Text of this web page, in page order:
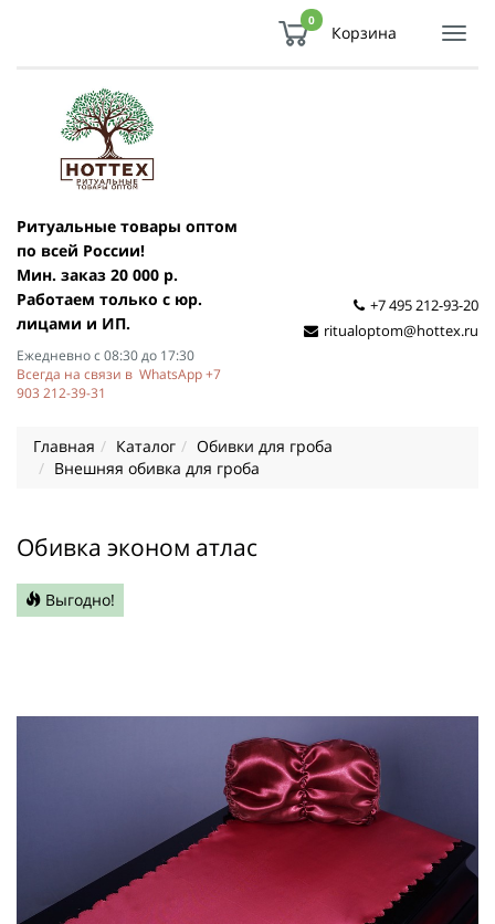
0
Корзина
Ритуальные товары оптом
по всей России!
Мин. заказ 20 000 р.
Работаем только с юр.
лицами и ИП.
Ежедневно с 08:30 до 17:30
Всегда на связи в WhatsApp +7
903 212-39-31
+7 495 212-93-20
ritualoptom@hottex.ru
Главная Каталог
Обивки для гроба
Внешняя обивка для гроба
Обивка эконом атлас
Выгодно!